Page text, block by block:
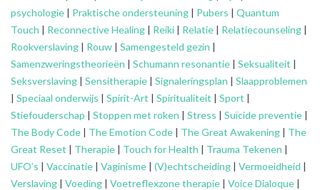
psychologie | Praktische ondersteuning | Pubers | Quantum
Touch | Reconnective Healing | Reiki | Relatie | Relatiecounseling |
Rookverslaving | Rouw | Samengesteld gezin |
Samenzweringstheorieën | Schumann resonantie | Seksualiteit |
Seksverslaving | Sensitherapie | Signaleringsplan | Slaapproblemen
| Speciaal onderwijs | Spirit-Art | Spiritualiteit | Sport |
Stiefouderschap | Stoppen met roken | Stress | Suïcide preventie |
The Body Code | The Emotion Code | The Great Awakening | The
Great Reset | Therapie | Touch for Health | Trauma Tekenen |
UFO’s | Vaccinatie | Vaginisme | (V)echtscheiding | Vermoeidheid |
Verslaving | Voeding | Voetreflexzone therapie | Voice Dialoque |